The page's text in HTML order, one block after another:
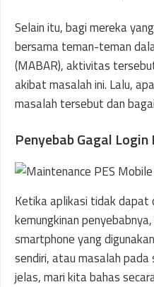
Selain itu, bagi mereka
bersama teman-teman
(MABAR), aktivitas
akibat masalah ini. Lalu,
masalah tersebut dan
Penyebab Gagal
Ketika aplikasi tidak dapat
kemungkinan
smartphone yang
sendiri, atau masalah pada
jelas, mari kita bahas